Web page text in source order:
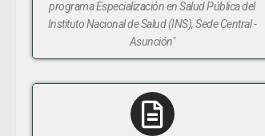
programa Especialización en Salud Pública del
Instituto Nacional de Salud (INS), Sede Central -
Asunción"